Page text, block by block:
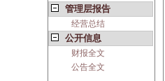
管理层报告
经营总结
公开信息
财报全文
公告全文